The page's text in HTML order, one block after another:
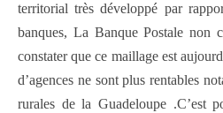
territorial très développé par
banques, La Banque Postale non
constater que ce maillage est
d’agences ne sont plus rentables
rurales de la Guadeloupe .C’est